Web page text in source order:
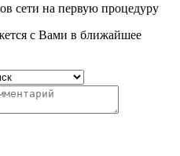
сети на первую процедуру
с Вами в ближайшее